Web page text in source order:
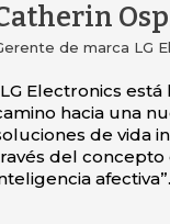
de marca LG
Electronics
hacia una
de vida
del concepto
afectiva”.